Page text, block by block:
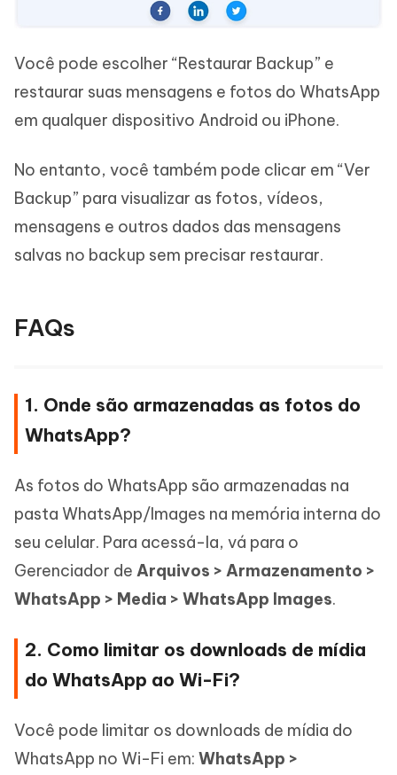
Você pode escolher “Restaurar Backup” e
restaurar suas mensagens e fotos do WhatsApp
em qualquer dispositivo Android ou iPhone.
No entanto, você também pode clicar em “Ver
Backup” para visualizar as fotos, vídeos,
mensagens e outros dados das mensagens
salvas no backup sem precisar restaurar.
FAQs
1. Onde são armazenadas as fotos do
WhatsApp?
As fotos do WhatsApp são armazenadas na
pasta WhatsApp/Images na memória interna do
seu celular. Para acessá-la, vá para o
Gerenciador de Arquivos > Armazenamento >
WhatsApp > Media > WhatsApp Images.
2. Como limitar os downloads de mídia
do WhatsApp ao Wi-Fi?
Você pode limitar os downloads de mídia do
WhatsApp no Wi-Fi em: WhatsApp >